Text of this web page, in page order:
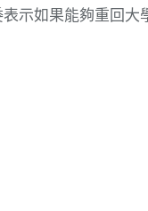
示如果能夠重回